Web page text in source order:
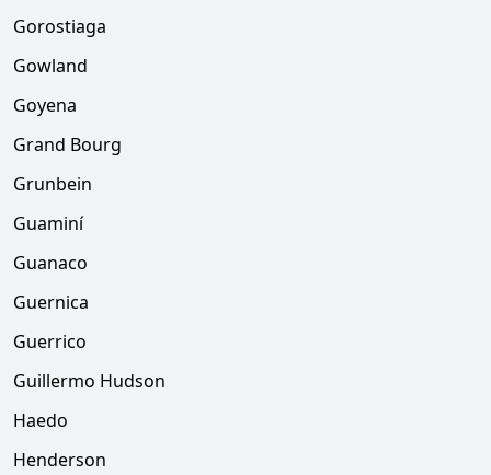
Gorostiaga
Gowland
Goyena
Grand Bourg
Grunbein
Guaminí
Guanaco
Guernica
Guerrico
Guillermo Hudson
Haedo
Henderson